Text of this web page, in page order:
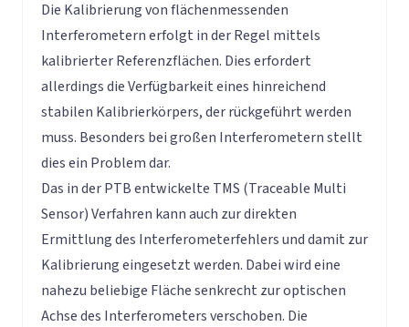
Die Kalibrierung von flächenmessenden
Interferometern erfolgt in der Regel mittels
kalibrierter Referenzflächen. Dies erfordert
allerdings die Verfügbarkeit eines hinreichend
stabilen Kalibrierkörpers, der rückgeführt werden
muss. Besonders bei großen Interferometern stellt
dies ein Problem dar.
Das in der PTB entwickelte TMS (Traceable Multi
Sensor) Verfahren kann auch zur direkten
Ermittlung des Interferometerfehlers und damit zur
Kalibrierung eingesetzt werden. Dabei wird eine
nahezu beliebige Fläche senkrecht zur optischen
Achse des Interferometers verschoben. Die